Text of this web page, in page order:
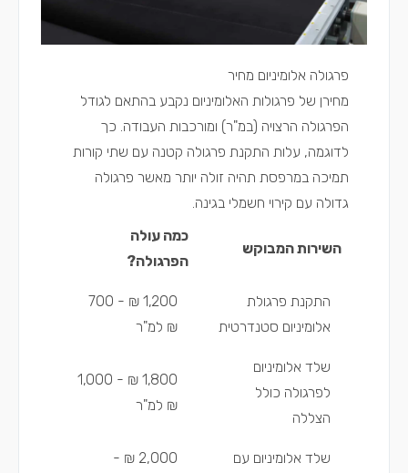
פרגולה אלומיניום מחיר
מחירן של פרגולות האלומיניום נקבע בהתאם לגודל
הפרגולה הרצויה (במ"ר) ומורכבות העבודה. כך
לדוגמה, עלות התקנת פרגולה קטנה עם שתי קורות
תמיכה במרפסת תהיה זולה יותר מאשר פרגולה
גדולה עם קירוי חשמלי בגינה.
השירות המבוקש
כמה עולה
הפרגולה?
התקנת פרגולת
אלומיניום סטנדרטית
1,200 ₪ - 700
₪ למ"ר
שלד אלומיניום
לפרגולה כולל
הצללה
1,800 ₪ - 1,000
₪ למ"ר
שלד אלומיניום עם
2,000 ₪ -